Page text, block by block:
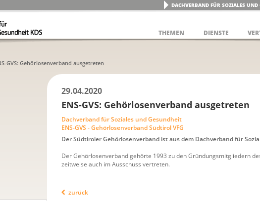
DACHVERBAND FÜR SOZIALES UND
THEMEN DIENSTE
GVS: Gehörlosenverband ausgetreten
29.04.2020
ENS-GVS: Gehörlosenverband ausgetreten
Dachverband für Soziales und Gesundheit
ENS-GVS - Gehörlosenverband Südtirol VFG
Der Südtiroler Gehörlosenverband ist aus dem Dachverband für
Der Gehörlosenverband gehörte 1993 zu den Gründungsmitgliedern
zeitweise auch im Ausschuss vertreten.
zurück